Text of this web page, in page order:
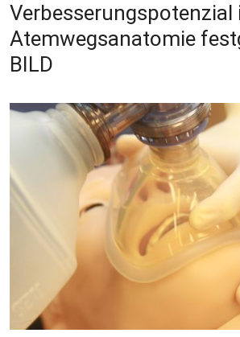
Verbesserungspotenzial
Atemwegsanatomie
BILD